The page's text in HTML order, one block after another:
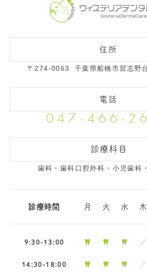
〒274-0063 千葉県船橋市習志野
047-466-
診療科目
歯科・歯科口腔外科・小児歯科
診療時間 月 火 水 木
9:30-13:00 ／
14:30-18:00 ／